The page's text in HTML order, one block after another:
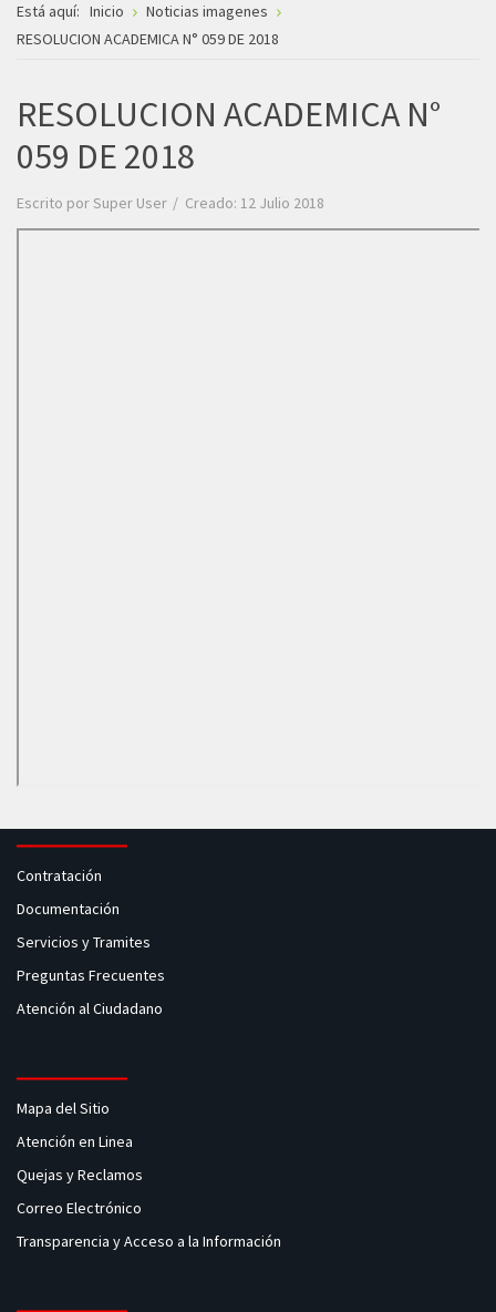
Está aquí: Inicio
Noticias imagenes
RESOLUCION ACADEMICA N° 059 DE 2018
RESOLUCION ACADEMICA N°
059 DE 2018
Escrito porSuper User Creado: 12 Julio 2018
Contratación
Documentación
Servicios y Tramites
Preguntas Frecuentes
Atención al Ciudadano
Mapa del Sitio
Atención en Linea
Quejas y Reclamos
Correo Electrónico
Transparencia y Acceso a la Información